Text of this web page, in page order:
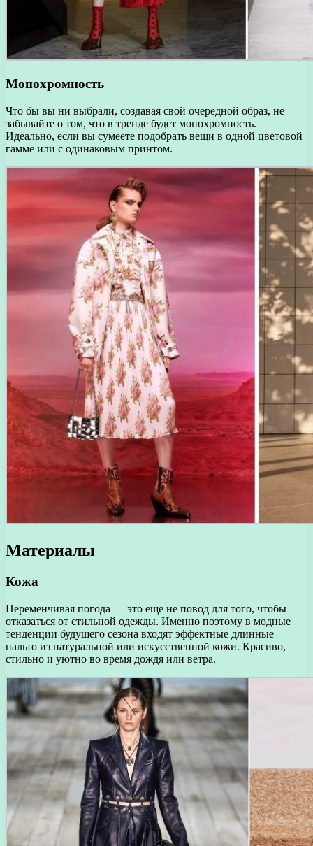
Монохромность
Что бы вы ни выбрали, создавая свой очередной образ, не
забывайте о том, что в тренде будет монохромность.
Идеально, если вы сумеете подобрать вещи в одной цветовой
гамме или с одинаковым принтом.
Материалы
Кожа
Переменчивая погода — это еще не повод для того, чтобы
отказаться от стильной одежды. Именно поэтому в модные
тенденции будущего сезона входят эффектные длинные
пальто из натуральной или искусственной кожи. Красиво,
стильно и уютно во время дождя или ветра.